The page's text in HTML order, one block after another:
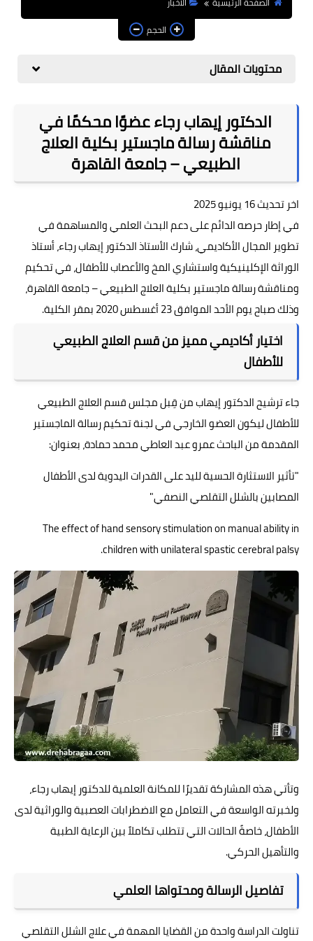
تغريدات
مواقع مهمة
الحجم
محتويات المقال
الدكتور إيهاب رجاء عضوًا محكمًا في
مناقشة رسالة ماجستير بكلية العلاج
الطبيعي – جامعة القاهرة
اخر تحديث 16 يونيو 2025
في إطار حرصه الدائم على دعم البحث العلمي والمساهمة في
تطوير المجال الأكاديمي، شارك الأستاذ الدكتور إيهاب رجاء، أستاذ
الوراثة الإكلينيكية واستشاري المخ والأعصاب للأطفال، في تحكيم
ومناقشة رسالة ماجستير بكلية العلاج الطبيعي – جامعة القاهرة،
وذلك صباح يوم الأحد الموافق 23 أغسطس 2020 بمقر الكلية.
اختيار أكاديمي مميز من قسم العلاج الطبيعي
للأطفال
جاء ترشيح الدكتور إيهاب من قِبل مجلس قسم العلاج الطبيعي
للأطفال ليكون العضو الخارجي في لجنة تحكيم رسالة الماجستير
المقدمة من الباحث عمرو عبد العاطي محمد حمادة، بعنوان:
"تأثير الاستثارة الحسية لليد على القدرات اليدوية لدى الأطفال
المصابين بالشلل التقلصي النصفي"
The effect of hand sensory stimulation on manual ability in
children with unilateral spastic cerebral palsy.
وتأتي هذه المشاركة تقديرًا للمكانة العلمية للدكتور إيهاب رجاء،
ولخبرته الواسعة في التعامل مع الاضطرابات العصبية والوراثية لدى
الأطفال، خاصةً الحالات التي تتطلب تكاملاً بين الرعاية الطبية
والتأهيل الحركي.
تفاصيل الرسالة ومحتواها العلمي
تناولت الدراسة واحدة من القضايا المهمة في علاج الشلل التقلصي